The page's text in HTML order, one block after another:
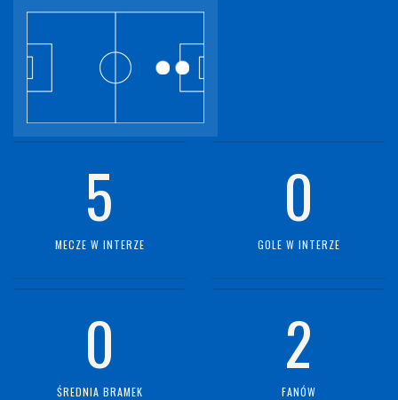
5
MECZE W INTERZE
0
GOLE W INTERZE
0
ŚREDNIA BRAMEK
2
FANÓW